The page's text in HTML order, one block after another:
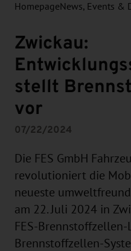
HomepageNews, Events &
Zwickau:
stellt
vor
07/22/2024
Die FES GmbH
revolutioniert die
neueste
am 22. Juli 2024 in
FES-
Brennstoffzellen-